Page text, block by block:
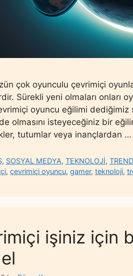
çok oyunculu çevrimiçi
Sürekli yeni olmaları onları
oyuncu eğilimi dediğimiz
olmasını isteyeceğiniz bir
tutumlar veya inançlardan …
, SOSYAL MEDYA,TEKNOLOJİ,TREND
,çevrimiçi oyuncu,gamer,teknoloji,
işiniz için